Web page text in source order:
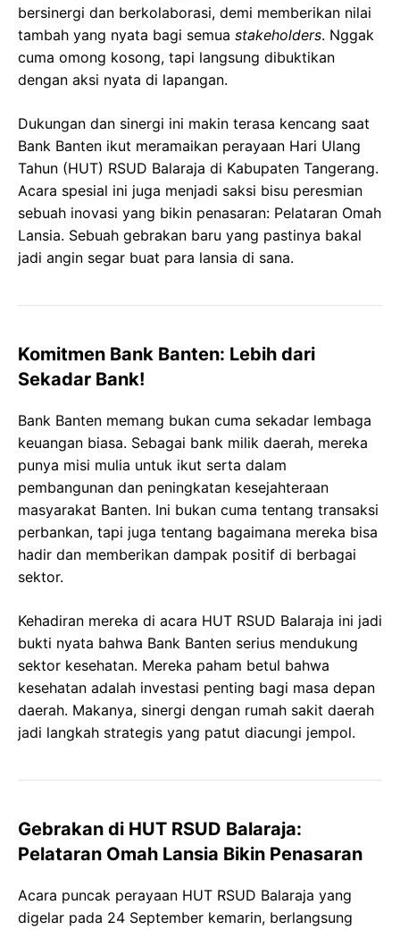
bersinergi dan berkolaborasi, demi memberikan nilai
tambah yang nyata bagi semua stakeholders. Nggak
cuma omong kosong, tapi langsung dibuktikan
dengan aksi nyata di lapangan.
Dukungan dan sinergi ini makin terasa kencang saat
Bank Banten ikut meramaikan perayaan Hari Ulang
Tahun (HUT) RSUD Balaraja di Kabupaten Tangerang.
Acara spesial ini juga menjadi saksi bisu peresmian
sebuah inovasi yang bikin penasaran: Pelataran Omah
Lansia. Sebuah gebrakan baru yang pastinya bakal
jadi angin segar buat para lansia di sana.
Komitmen Bank Banten: Lebih dari
Sekadar Bank!
Bank Banten memang bukan cuma sekadar lembaga
keuangan biasa. Sebagai bank milik daerah, mereka
punya misi mulia untuk ikut serta dalam
pembangunan dan peningkatan kesejahteraan
masyarakat Banten. Ini bukan cuma tentang transaksi
perbankan, tapi juga tentang bagaimana mereka bisa
hadir dan memberikan dampak positif di berbagai
sektor.
Kehadiran mereka di acara HUT RSUD Balaraja ini jadi
bukti nyata bahwa Bank Banten serius mendukung
sektor kesehatan. Mereka paham betul bahwa
kesehatan adalah investasi penting bagi masa depan
daerah. Makanya, sinergi dengan rumah sakit daerah
jadi langkah strategis yang patut diacungi jempol.
Gebrakan di HUT RSUD Balaraja:
Pelataran Omah Lansia Bikin Penasaran
Acara puncak perayaan HUT RSUD Balaraja yang
digelar pada 24 September kemarin, berlangsung